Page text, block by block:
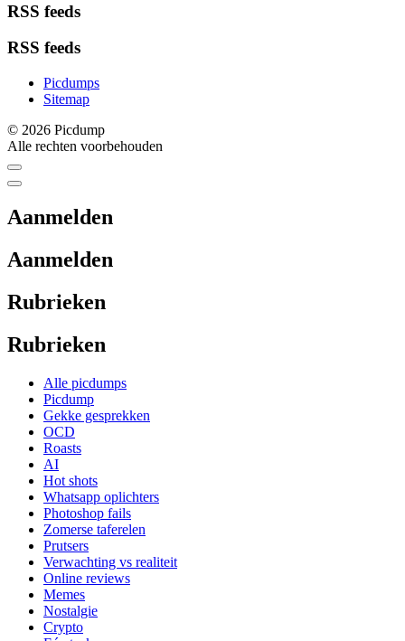
RSS feeds
RSS feeds
Picdumps
Sitemap
© 2026 Picdump
Alle rechten voorbehouden
Aanmelden
Aanmelden
Rubrieken
Rubrieken
Alle picdumps
Picdump
Gekke gesprekken
OCD
Roasts
AI
Hot shots
Whatsapp oplichters
Photoshop fails
Zomerse taferelen
Prutsers
Verwachting vs realiteit
Online reviews
Memes
Nostalgie
Crypto